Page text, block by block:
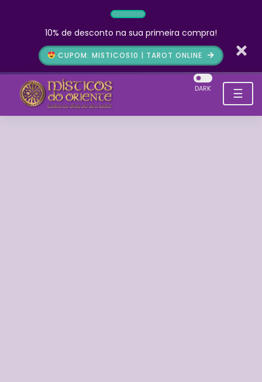
10% de desconto na sua primeira compra!
CUPOM: MISTICOS10 | TAROT ONLINE
☰
DARK